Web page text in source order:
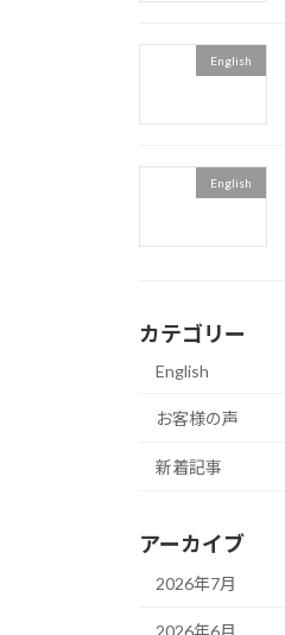
English
English
カテゴリー
English
お客様の声
新着記事
アーカイブ
2026年7月